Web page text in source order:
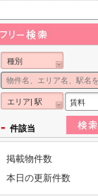
種別
エリア| 駅 賃料
- 件該当
掲載物件数
本日の更新件数